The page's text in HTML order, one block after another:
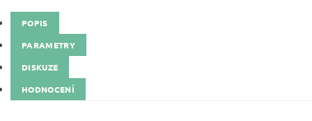
POPIS
PARAMETRY
DISKUZE
HODNOCENÍ